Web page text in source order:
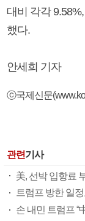
대비 각각
했다.
안세희 기자
ⓒ국제신문
관련기사
美, 선박 입항료
손 내민 트럼프 “